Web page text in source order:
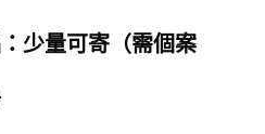
少量可寄（需個案